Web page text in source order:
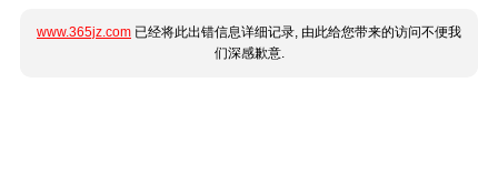
www.365jz.com 已经将此出错信息详细记录, 由此给您带来的访问不便我
们深感歉意.